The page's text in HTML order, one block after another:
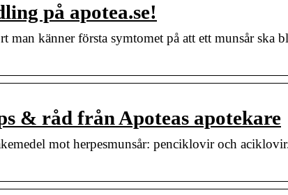
på apotea.se!
man känner första symtomet på att ett munsår ska
& råd från Apoteas apotekare
mot herpesmunsår: penciklovir och